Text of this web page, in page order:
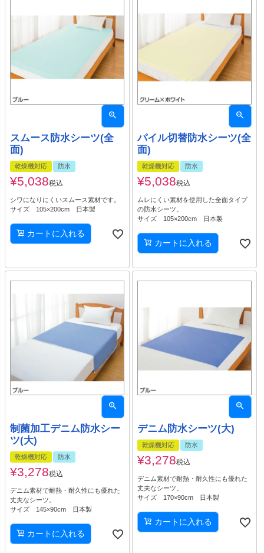
スムース防水シーツ(全
面)
乾燥機対応 防水
¥5,038税込
シワになりにくいスムース素材です。
サイズ 105×200cm 日本製
カートに入れる
パイル切替防水シーツ(全
面)
乾燥機対応 防水
¥5,038税込
ムレにくい素材を使用した全面タイプ
の防水シーツ。
サイズ 105×200cm 日本製
カートに入れる
制菌加工デニム防水シー
ツ(大)
乾燥機対応 防水
¥3,278税込
デニム素材で耐熱・耐久性にも優れた
丈夫なシーツ。
サイズ 145×90cm 日本製
カートに入れる
デニム防水シーツ(大)
乾燥機対応 防水
¥3,278税込
デニム素材で耐熱・耐久性にも優れた
丈夫なシーツ。
サイズ 170×90cm 日本製
カートに入れる